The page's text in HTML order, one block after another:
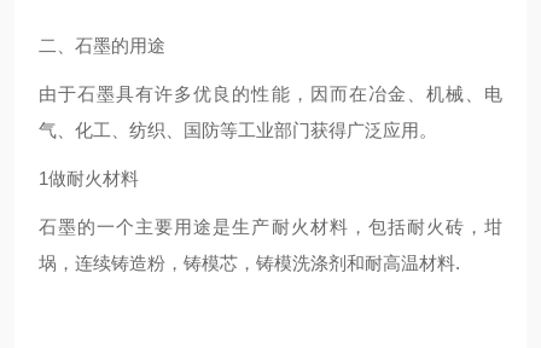
二、石墨的用途
由于石墨具有许多优良的性能，因而在冶金、机械、电
气、化工、纺织、国防等工业部门获得广泛应用。
1做耐火材料
石墨的一个主要用途是生产耐火材料，包括耐火砖，坩
埚，连续铸造粉，铸模芯，铸模洗涤剂和耐高温材料.